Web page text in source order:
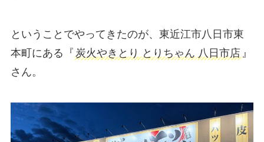
ということでやってきたのが、東近江市八日市東
本町にある『 炭火やきとり とりちゃん 八日市店 』
さん。